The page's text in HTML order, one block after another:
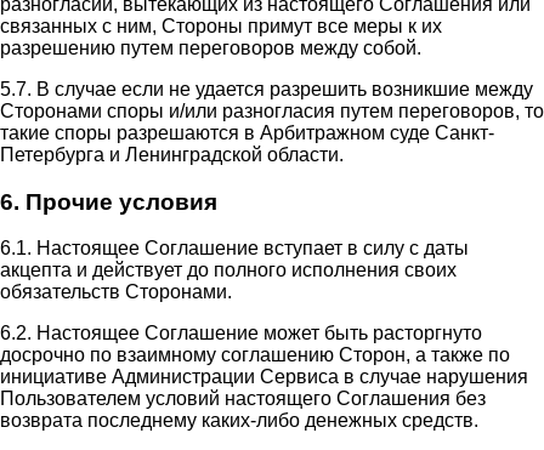
разногласий, вытекающих из настоящего Соглашения или
связанных с ним, Стороны примут все меры к их
разрешению путем переговоров между собой.
5.7. В случае если не удается разрешить возникшие между
Сторонами споры и/или разногласия путем переговоров, то
такие споры разрешаются в Арбитражном суде Санкт-
Петербурга и Ленинградской области.
6. Прочие условия
6.1. Настоящее Соглашение вступает в силу с даты
акцепта и действует до полного исполнения своих
обязательств Сторонами.
6.2. Настоящее Соглашение может быть расторгнуто
досрочно по взаимному соглашению Сторон, а также по
инициативе Администрации Сервиса в случае нарушения
Пользователем условий настоящего Соглашения без
возврата последнему каких-либо денежных средств.